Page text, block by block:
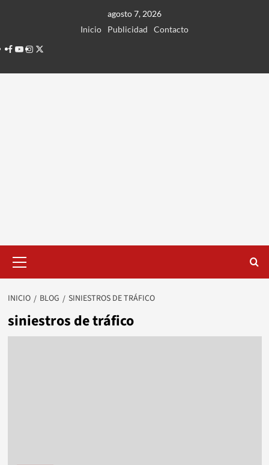
agosto 7, 2026
Inicio
Publicidad
Contacto
Facebook
Youtube
Instagram
Twitter
principal
INICIO BLOG SINIESTROS DE TRÁFICO
siniestros de tráfico